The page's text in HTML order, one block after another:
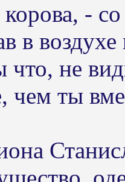
-
в
что, не
чем ты